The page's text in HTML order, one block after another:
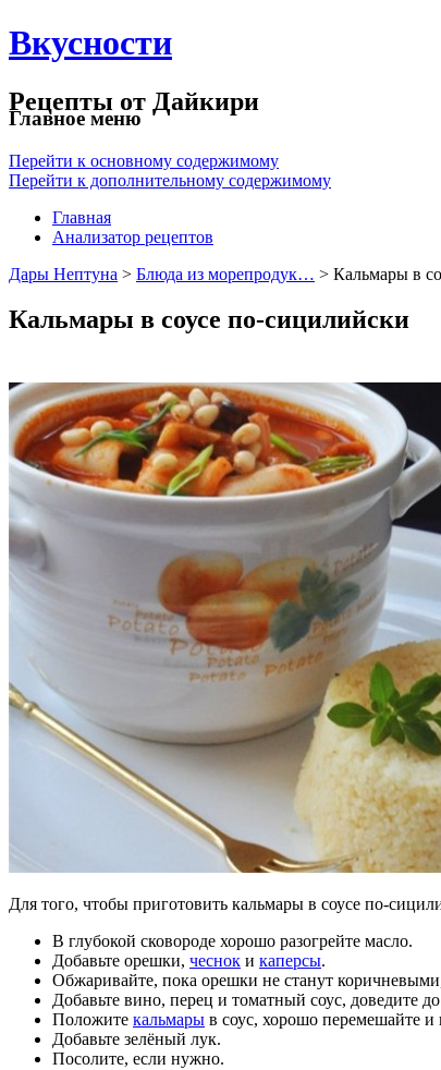
Вкусности
Рецепты от Дайкири
Главное меню
Перейти к основному содержимому
Перейти к дополнительному содержимому
Главная
Анализатор рецептов
Дары Нептуна > Блюда из морепродук… > Кальмары в
Кальмары в соусе по-сицилийски
Для того, чтобы приготовить кальмары в соусе по-
В глубокой сковороде хорошо разогрейте масло.
Добавьте орешки, чеснок и каперсы.
Обжаривайте, пока орешки не станут
Добавьте вино, перец и томатный соус, доведите
Положите кальмары в соус, хорошо перемешайте
Добавьте зелёный лук.
Посолите, если нужно.